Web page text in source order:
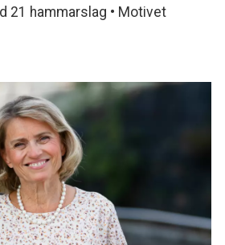
21 hammarslag • Motivet